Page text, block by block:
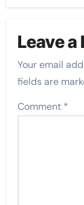
Leave a
Your email
fields are
Comment *